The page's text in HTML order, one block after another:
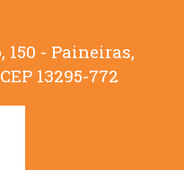
150 - Paineiras,